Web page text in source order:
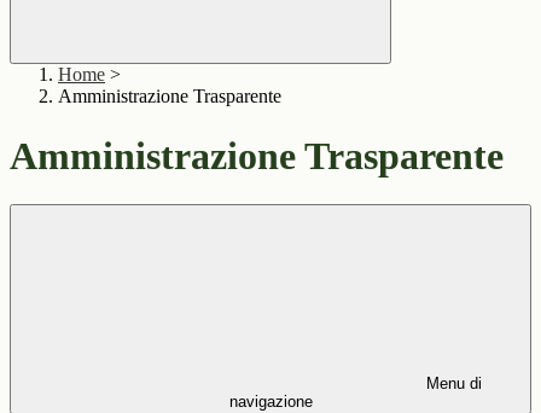
Home >
Amministrazione Trasparente
Amministrazione Trasparente
Menu di
navigazione